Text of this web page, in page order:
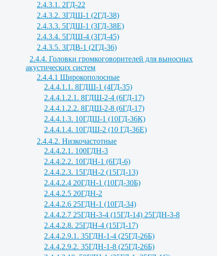
2.4.3.1. 2ГД-22
2.4.3.2. 3ГДШ-1 (2ГД-38)
2.4.3.3. 5ГДШ-1 (3ГД-38Е)
2.4.3.4. 5ГДШ-4 (3ГД-45)
2.4.3.5. 3ГДВ-1 (2ГД-36)
2.4.4. Головки громкоговорителей для выносных
акустических систем
2.4.4.1 Широкополосные
2.4.4.1.1. 8ГДШ-1 (4ГД-35)
2.4.4.1.2.1. 8ГДШ-2-4 (6ГД-17)
2.4.4.1.2.2. 8ГДШ-2-8 (6ГД-17)
2.4.4.1.3. 10ГДШ-1 (10ГД-36К)
2.4.4.1.4. 10ГДШ-2 (10 ГД-36Е)
2.4.4.2. Низкочастотные
2.4.4.2.1. 100ГДН-3
2.4.4.2.2. 10ГДН-1 (6ГД-6)
2.4.4.2.3. 15ГДН-2 (15ГД-13)
2.4.4.2.4 20ГДН-1 (10ГД-30Б)
2.4.4.2.5 20ГДН-2
2.4.4.2.6 25ГДН-1 (10ГД-34)
2.4.4.2.7 25ГДН-3-4 (15ГД-14) 25ГДН-3-8
2.4.4.2.8. 25ГДН-4 (15ГД-17)
2.4.4.2.9.1. 35ГДН-1-4 (25ГД-26Б)
2.4.4.2.9.2. 35ГДН-1-8 (25ГД-26Б)